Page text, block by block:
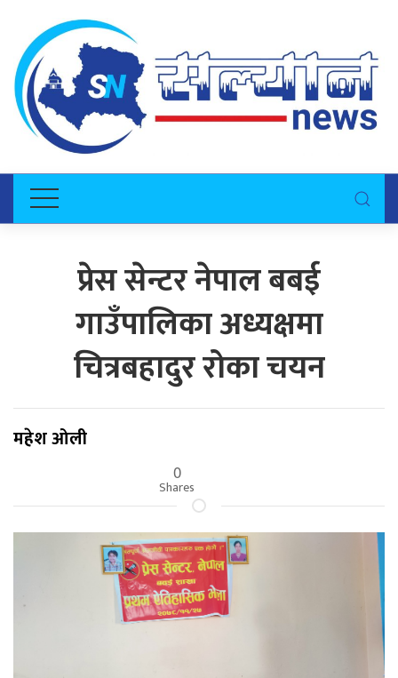
प्रेस सेन्टर नेपाल बबई
गाउँपालिका अध्यक्षमा
चित्रबहादुर रोका चयन
महेश ओली
0
Shares